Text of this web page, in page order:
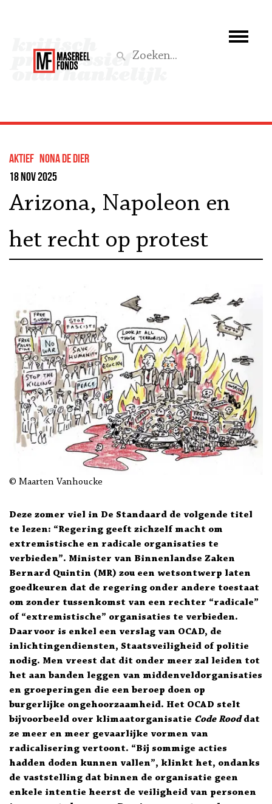
Wat we doen
Aktief
Aktief Nona De Dier
18 nov 2025
Arizona, Napoleon en
het recht op protest
© Maarten Vanhoucke
Deze zomer viel in De Standaard de volgende titel
te lezen: “Regering geeft zichzelf macht om
extremistische en radicale organisaties te
verbieden”. Minister van Binnenlandse Zaken
Bernard Quintin (MR) zou een wetsontwerp laten
goedkeuren dat de regering onder andere toestaat
om zonder tussenkomst van een rechter “radicale”
of “extremistische” organisaties te verbieden.
Daarvoor is enkel een verslag van OCAD, de
inlichtingendiensten, Staatsveiligheid of politie
nodig. Men vreest dat dit onder meer zal leiden tot
het aan banden leggen van middenveldorganisaties
en groeperingen die een beroep doen op
burgerlijke ongehoorzaamheid. Het OCAD stelt
bijvoorbeeld over klimaatorganisatie Code Rooddat
ze meer en meer gevaarlijke vormen van
radicalisering vertoont. “Bij sommige acties
hadden doden kunnen vallen”, klinkt het, ondanks
de vaststelling dat binnen de organisatie geen
enkele intentie heerst de veiligheid van personen